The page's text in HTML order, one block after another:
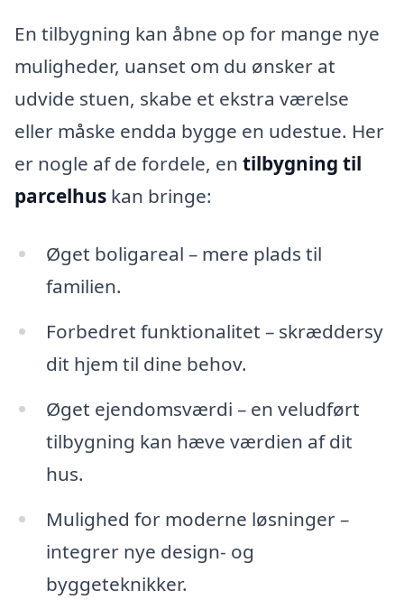
En tilbygning kan åbne op for mange nye
muligheder, uanset om du ønsker at
udvide stuen, skabe et ekstra værelse
eller måske endda bygge en udestue. Her
er nogle af de fordele, en tilbygning til
parcelhus kan bringe:
Øget boligareal – mere plads til
familien.
Forbedret funktionalitet – skræddersy
dit hjem til dine behov.
Øget ejendomsværdi – en veludført
tilbygning kan hæve værdien af dit
hus.
Mulighed for moderne løsninger –
integrer nye design- og
byggeteknikker.